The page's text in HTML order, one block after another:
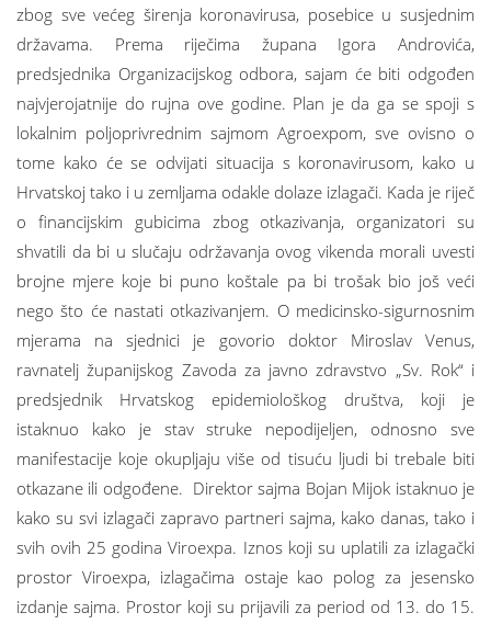
zbog sve većeg širenja koronavirusa, posebice u susjednim
državama. Prema riječima župana Igora Androvića,
predsjednika Organizacijskog odbora, sajam će biti odgođen
najvjerojatnije do rujna ove godine. Plan je da ga se spoji s
lokalnim poljoprivrednim sajmom Agroexpom, sve ovisno o
tome kako će se odvijati situacija s koronavirusom, kako u
Hrvatskoj tako i u zemljama odakle dolaze izlagači. Kada je riječ
o financijskim gubicima zbog otkazivanja, organizatori su
shvatili da bi u slučaju održavanja ovog vikenda morali uvesti
brojne mjere koje bi puno koštale pa bi trošak bio još veći
nego što će nastati otkazivanjem. O medicinsko-sigurnosnim
mjerama na sjednici je govorio doktor Miroslav Venus,
ravnatelj županijskog Zavoda za javno zdravstvo „Sv. Rok“ i
predsjednik Hrvatskog epidemiološkog društva, koji je
istaknuo kako je stav struke nepodijeljen, odnosno sve
manifestacije koje okupljaju više od tisuću ljudi bi trebale biti
otkazane ili odgođene. Direktor sajma Bojan Mijok istaknuo je
kako su svi izlagači zapravo partneri sajma, kako danas, tako i
svih ovih 25 godina Viroexpa. Iznos koji su uplatili za izlagački
prostor Viroexpa, izlagačima ostaje kao polog za jesensko
izdanje sajma. Prostor koji su prijavili za period od 13. do 15.